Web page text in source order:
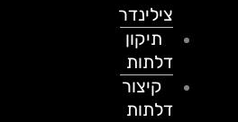
צילינדר
תיקון
דלתות
קיצור
דלתות